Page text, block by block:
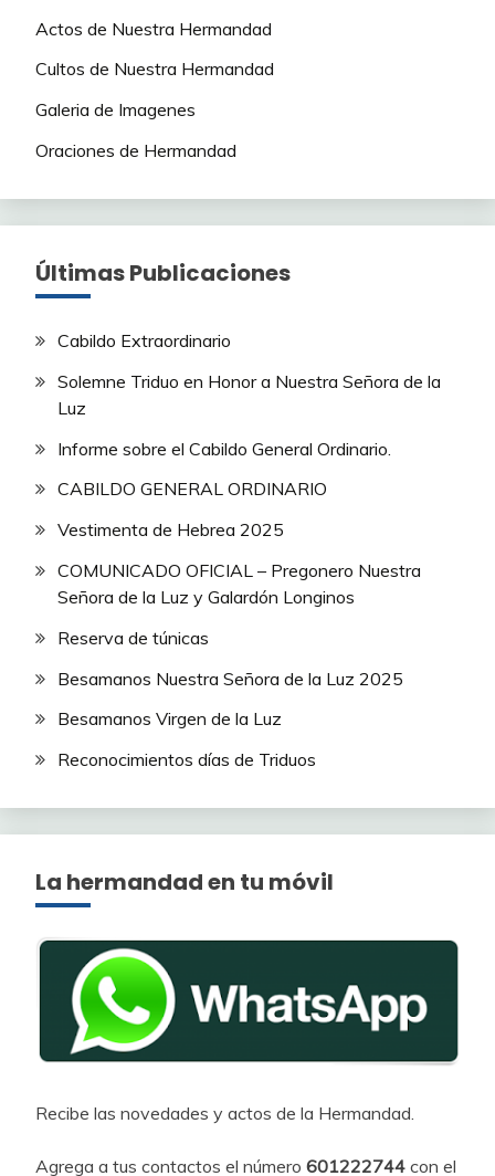
Actos de Nuestra Hermandad
Cultos de Nuestra Hermandad
Galeria de Imagenes
Oraciones de Hermandad
Últimas Publicaciones
Cabildo Extraordinario
Solemne Triduo en Honor a Nuestra Señora de la
Luz
Informe sobre el Cabildo General Ordinario.
CABILDO GENERAL ORDINARIO
Vestimenta de Hebrea 2025
COMUNICADO OFICIAL – Pregonero Nuestra
Señora de la Luz y Galardón Longinos
Reserva de túnicas
Besamanos Nuestra Señora de la Luz 2025
Besamanos Virgen de la Luz
Reconocimientos días de Triduos
La hermandad en tu móvil
Recibe las novedades y actos de la Hermandad.
Agrega a tus contactos el número 601222744 con el